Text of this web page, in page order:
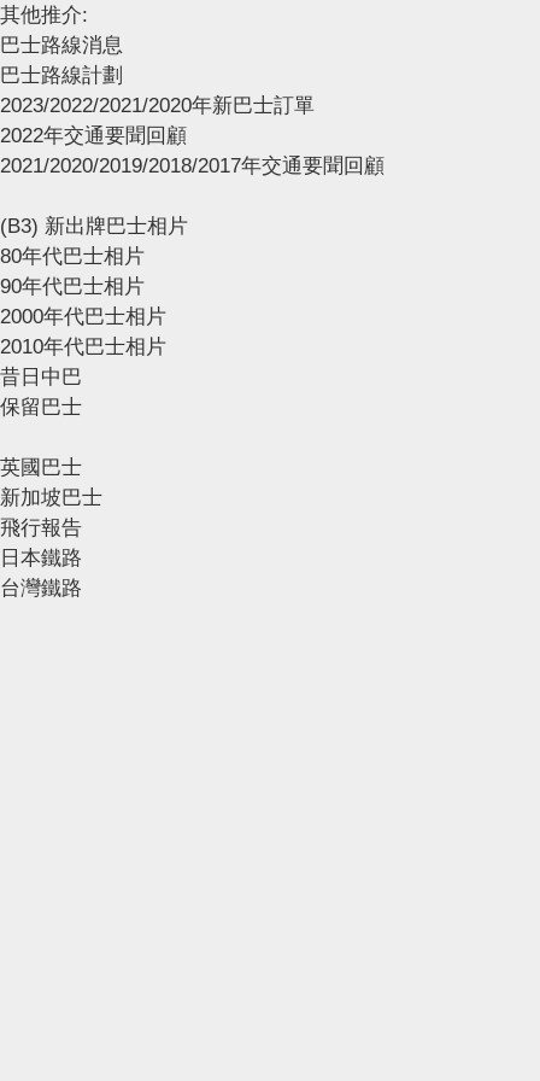
其他推介:
巴士路線消息
巴士路線計劃
2023/2022/2021/2020年新巴士訂單
2022年交通要聞回顧
2021/2020/2019/2018/2017年交通要聞回顧
(B3) 新出牌巴士相片
80年代巴士相片
90年代巴士相片
2000年代巴士相片
2010年代巴士相片
昔日中巴
保留巴士
英國巴士
新加坡巴士
飛行報告
日本鐵路
台灣鐵路